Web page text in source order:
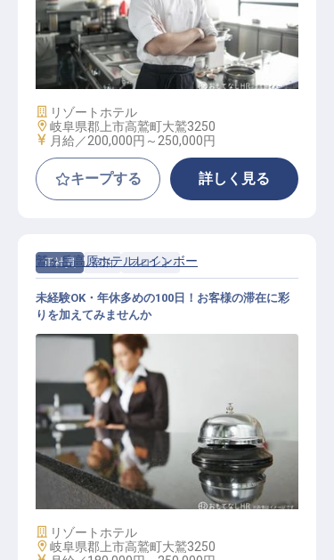
調理人
施設業態
リゾートホテル
勤務地
岐阜県郡上市高鷲町大鷲3250
給与
月給／200,000円～ 250,000円
キープする 詳しく見る
正社員 宿泊 フロント
フロントとスキー場の管理
鷲ヶ岳高原ホテルレインボー
未経験OK・年休多めの100日！お客様の滞在に彩
りを加えてみませんか
施設業態
リゾートホテル
勤務地
岐阜県郡上市高鷲町大鷲3250